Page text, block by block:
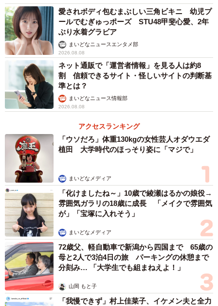
愛されボディ包むまぶしい三角ビキニ 幼児プ
ールでむぎゅっポーズ STU48甲斐心愛、2年
ぶり水着グラビア
まいどなニュースエンタメ部
2026.08.08
ネット通販で「運営者情報」を見る人は約8
割 信頼できるサイト・怪しいサイトの判断基
準とは？
まいどなニュース情報部
2026.08.08
アクセスランキング
「ウソだろ」体重130kgの女性芸人オダウエダ
植田 大学時代のほっそり姿に「マジで」
まいどなメディア
「化けましたね～」10歳で綾瀬はるかの娘役→
雰囲気ガラリの18歳に成長 「メイクで雰囲気
が」「宝塚に入れそう」
まいどなメディア
72歳父、軽自動車で新潟から四国まで 65歳の
母と2人で3泊4日の旅 パーキングの休憩まで
分刻み… 「大学生でも組まねえよ！」
山岡 もと子
「我慢できず」村上佳菜子、イケメン夫と全力